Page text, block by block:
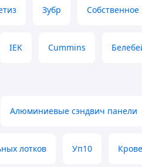
Зубр Собственное
IEK Cummins
Алюминиевые сэндвич панели
лотков Уп10